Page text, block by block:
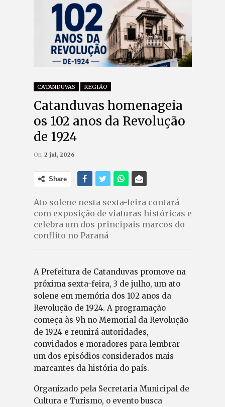
CATANDUVAS REGIÃO
Catanduvas homenageia
os 102 anos da Revolução
de 1924
On 2 jul, 2026
Share
Ato solene nesta sexta-feira contará
com exposição de viaturas históricas e
celebra um dos principais marcos do
conflito no Paraná
A Prefeitura de Catanduvas promove na
próxima sexta-feira, 3 de julho, um ato
solene em memória dos 102 anos da
Revolução de 1924. A programação
começa às 9h no Memorial da Revolução
de 1924 e reunirá autoridades,
convidados e moradores para lembrar
um dos episódios considerados mais
marcantes da história do país.
Organizado pela Secretaria Municipal de
Cultura e Turismo, o evento busca